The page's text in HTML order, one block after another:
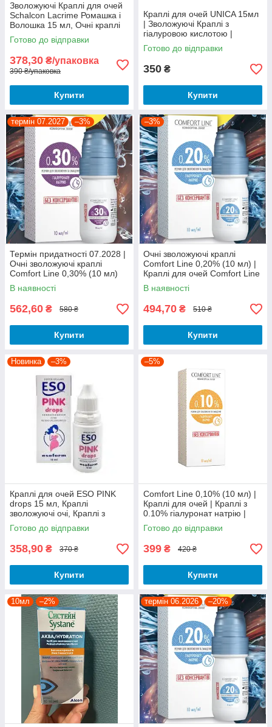
Зволожуючі Краплі для очей
Schalcon Lacrime Ромашка і
Волошка 15 мл, Очні краплі
Лакриме, Натуральні краплі
для очей
Готово до відправки
378,30 ₴/упаковка
390 ₴/упаковка
Купити
Краплі для очей UNICA 15мл
| Зволожуючі Краплі з
гіалуровою кислотою |
Готово до відправки
350 ₴
Купити
термін 07.2027 –3%
Термін придатності 07.2028 |
Очні зволожуючі краплі
Comfort Line 0,30% (10 мл)
Краплі для очей Comfort Line
гіалуронат натрію |
В наявності
562,60 ₴ 580 ₴
Купити
–3%
Очні зволожуючі краплі
Comfort Line 0,20% (10 мл) |
Краплі для очей Comfort Line
гіалуронат натрію |
Комфортна лінія краплі
В наявності
494,70 ₴ 510 ₴
Купити
Новинка –3%
Краплі для очей ESO PINK
drops 15 мл, Краплі
зволожуючі очі, Краплі з
гіалуроновою кислотою, Очні
краплі ESO PINK drops
Готово до відправки
358,90 ₴ 370 ₴
Купити
–5%
Comfort Line 0,10% (10 мл) |
Краплі для очей | Краплі з
0.10% гіалуронат натрію |
Розчин для зволоження та
змащення очей
Готово до відправки
399 ₴ 420 ₴
Купити
10мл –2% термін 06.2026 –20%